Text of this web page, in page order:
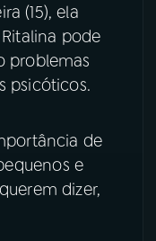
(15), ela
pode
problemas
psicóticos.
de
e
dizer,